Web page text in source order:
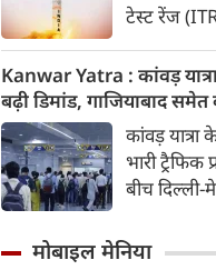
और
है।
टेस्ट रेंज
मिसाइल
किया। रक्षा
परीक्षण
(SFC) और
विकास
किया गया।
Kanwar Yatra : कांवड़
बढ़ी डिमांड, गाजियाबाद
तक बढ़ी यात्रियों की संख्या
कांवड़ यात्रा
भारी
बीच दिल्ली-
परिवहन
मोबाइल मेनिया